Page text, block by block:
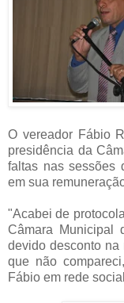
O vereador Fábio
presidência da
faltas nas sessões
em sua
"Acabei de
Câmara Municipal
devido desconto na
que não
Fábio em rede